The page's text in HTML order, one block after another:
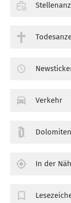
Verkehr
Dolomiten
In der